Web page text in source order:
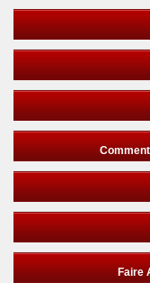
Faire